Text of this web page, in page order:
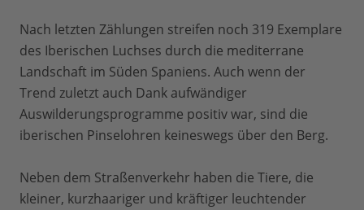
Nach letzten Zählungen streifen noch 319 Exemplare
des Iberischen Luchses durch die mediterrane
Landschaft im Süden Spaniens. Auch wenn der
Trend zuletzt auch Dank aufwändiger
Auswilderungsprogramme positiv war, sind die
iberischen Pinselohren keineswegs über den Berg.
Neben dem Straßenverkehr haben die Tiere, die
kleiner, kurzhaariger und kräftiger leuchtender